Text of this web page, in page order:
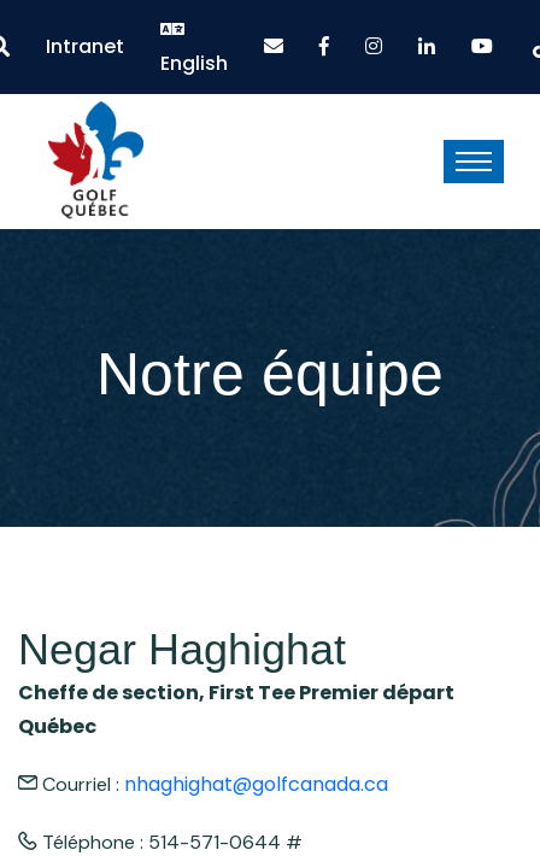
Intranet
English
Notre équipe
Negar Haghighat
Cheffe de section, First Tee Premier départ
Québec
Courriel : nhaghighat@golfcanada.ca
Téléphone : 514-571-0644 #